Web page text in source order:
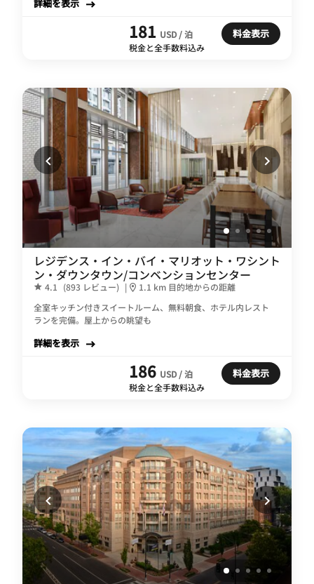
詳細を表示
181 USD / 泊
税金と全手数料込み
料金表示
レジデンス・イン・バイ・マリオット・ワシント
ン・ダウンタウン/コンベンションセンター
4.1 (893 レビュー) |
1.1 km 目的地からの距離
全室キッチン付きスイートルーム、無料朝食、ホテル内レスト
ランを完備。屋上からの眺望も
詳細を表示
186 USD / 泊
税金と全手数料込み
料金表示